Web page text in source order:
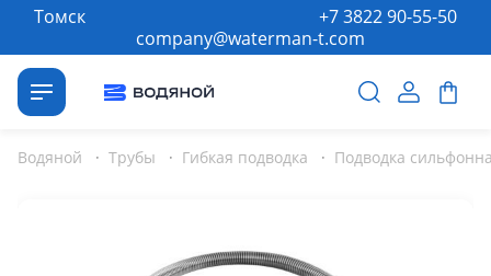
Томск
company@waterman-t.com
+7 3822 90-55-50
Водяной · Трубы · Гибкая подводка ·